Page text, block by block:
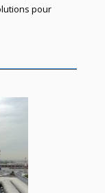
pour